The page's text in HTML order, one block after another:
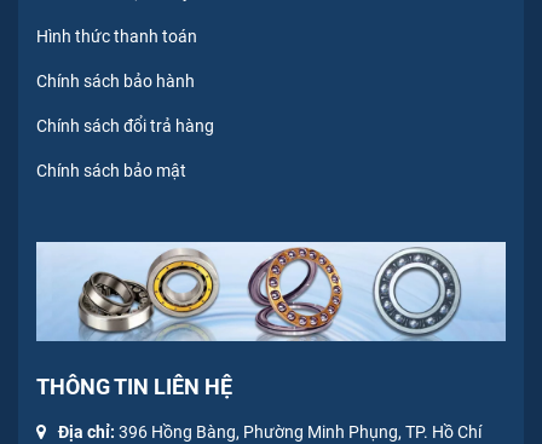
Hình thức thanh toán
Chính sách bảo hành
Chính sách đổi trả hàng
Chính sách bảo mật
THÔNG TIN LIÊN HỆ
Địa chỉ: 396 Hồng Bàng, Phường Minh Phụng, TP. Hồ Chí